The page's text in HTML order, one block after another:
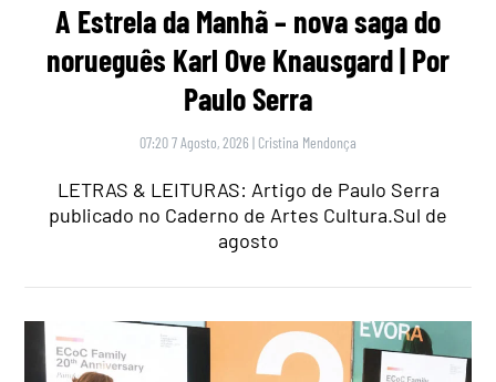
A Estrela da Manhã – nova saga do
norueguês Karl Ove Knausgard | Por
Paulo Serra
07:20 7 Agosto, 2026 | Cristina Mendonça
LETRAS & LEITURAS: Artigo de Paulo Serra
publicado no Caderno de Artes Cultura.Sul de
agosto